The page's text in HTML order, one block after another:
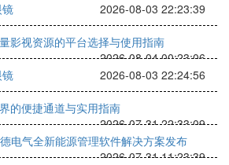
2026-08-03 22:23:39
影视资源的平台选择与使用指南
2026-08-04 00:23:06
2026-08-03 22:24:56
的便捷通道与实用指南
2026-07-31 22:33:09
电气全新能源管理软件解决方案发布
2026-07-31 11:23:39